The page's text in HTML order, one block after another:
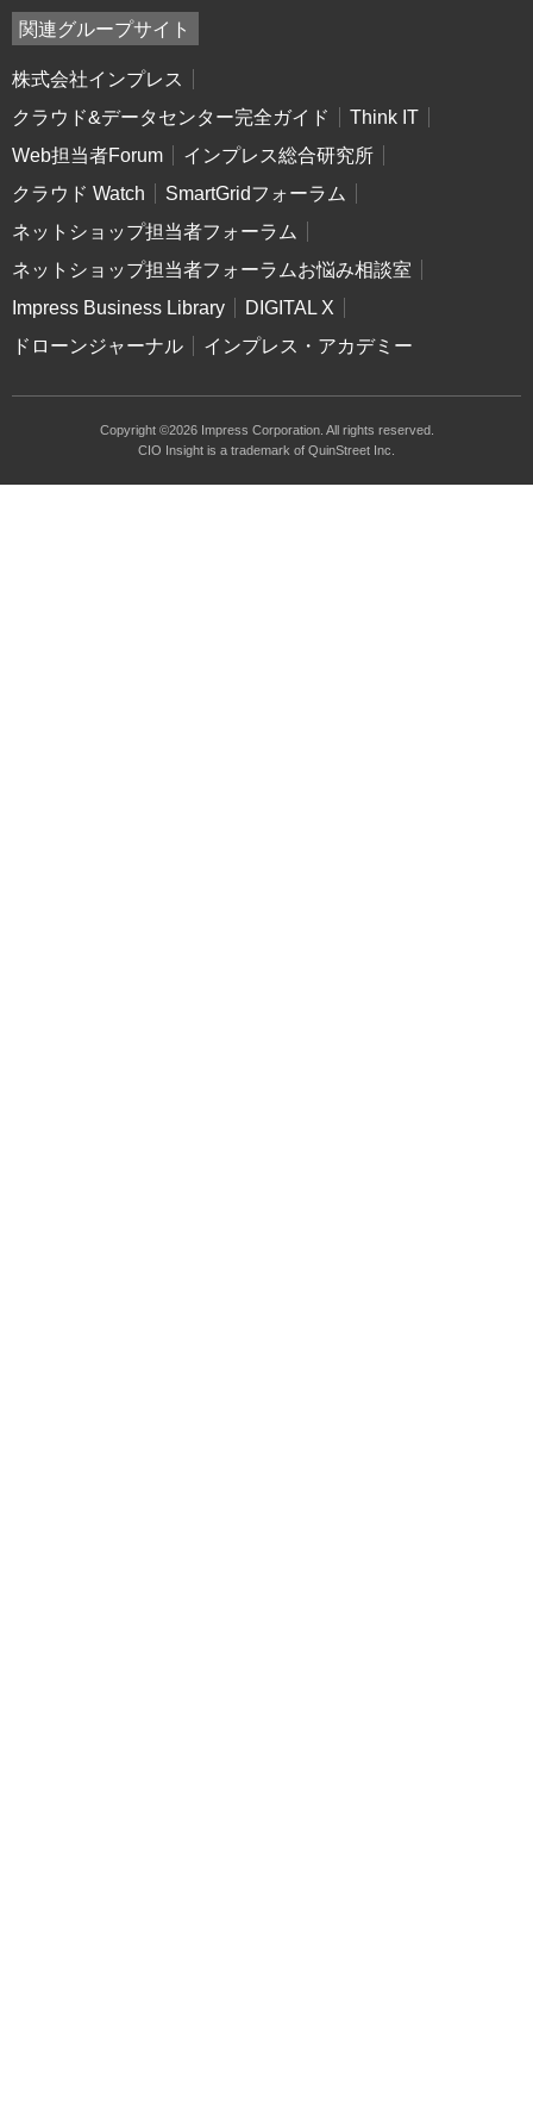
関連グループサイト
株式会社インプレス
クラウド&データセンター完全ガイド
Think IT
Web担当者Forum
インプレス総合研究所
クラウド Watch
SmartGridフォーラム
ネットショップ担当者フォーラム
ネットショップ担当者フォーラムお悩み相談室
Impress Business Library
DIGITAL X
ドローンジャーナル
インプレス・アカデミー
Copyright ©2026 Impress Corporation. All rights reserved.
CIO Insight is a trademark of QuinStreet Inc.